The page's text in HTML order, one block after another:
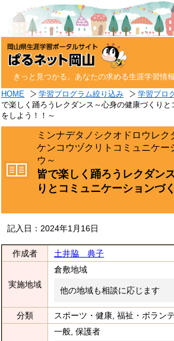
きっと見つかる。あなたの求める生涯学習情報
HOME 学習プログラム絞り込み 学習プロ
で楽しく踊ろうレクダンス～心身の健康づくりと
をしよう！！～
ミンナデタノシクオドロウレク
ケンコウヅクリトコミュニケー
ウ～
皆で楽しく踊ろうレクダン
りとコミュニケーションづ
記入日：2024年1月16日
作成者 土井脇 典子
実施地域
倉敷地域
他の地域も相談に応じます
分類 スポーツ・健康, 福祉・ボラン
一般, 保護者